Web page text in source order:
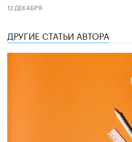
12 ДЕКАБРЯ
ДРУГИЕ СТАТЬИ АВТОРА